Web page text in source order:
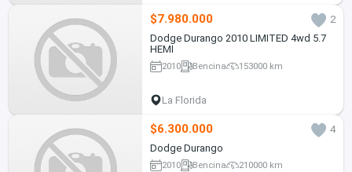
$7.980.000
2
Dodge Durango 2010 LIMITED 4wd 5.7
HEMI
2010 Bencina 153000 km
La Florida
$6.300.000
4
Dodge Durango
2010 Bencina 210000 km